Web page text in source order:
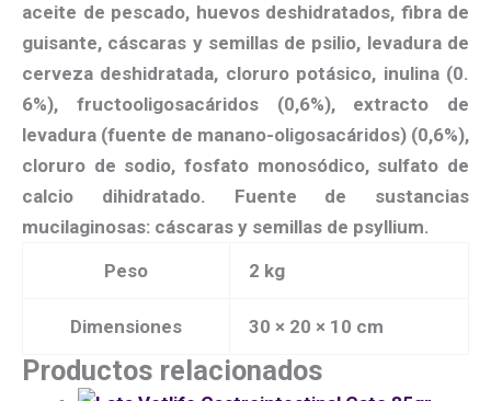
aceite de pescado, huevos deshidratados, fibra de
guisante, cáscaras y semillas de psilio, levadura de
cerveza deshidratada, cloruro potásico, inulina (0.
6%), fructooligosacáridos (0,6%), extracto de
levadura (fuente de manano-oligosacáridos) (0,6%),
cloruro de sodio, fosfato monosódico, sulfato de
calcio dihidratado. Fuente de sustancias
mucilaginosas: cáscaras y semillas de psyllium.
Peso
2 kg
Dimensiones 30 × 20 × 10 cm
Productos relacionados